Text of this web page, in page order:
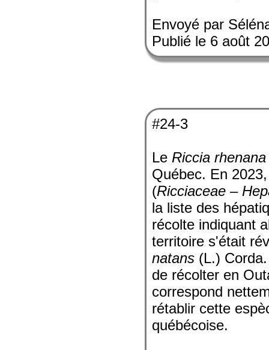
Envoyé par
Publié le 6 août
#24-3
Le Riccia rhenana
Québec. En
(Ricciaceae –
la liste des
récolte indiquant
territoire s'était
natans (L.)
de récolter en
correspond
rétablir cette
québécoise.